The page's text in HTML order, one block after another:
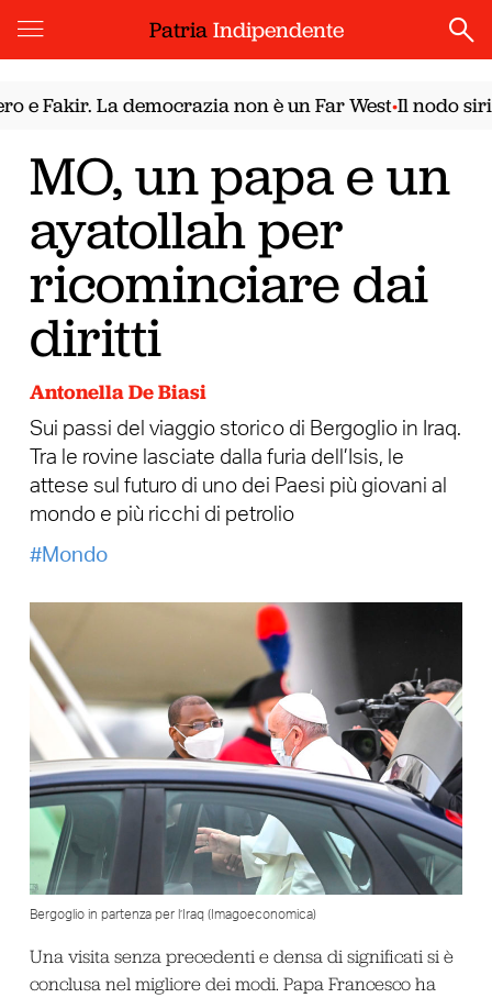
PatriaIndipendente
Fakir. La democrazia non è un Far West•Il nodo
MO, un papa e un
ayatollah per
ricominciare dai
diritti
Antonella De Biasi
Sui passi del viaggio storico di Bergoglio in Iraq.
Tra le rovine lasciate dalla furia dell’Isis, le
attese sul futuro di uno dei Paesi più giovani al
mondo e più ricchi di petrolio
Mondo
Bergoglio in partenza per l’Iraq (Imagoeconomica)
Una visita senza precedenti e densa di significati si è
conclusa nel migliore dei modi. Papa Francesco ha